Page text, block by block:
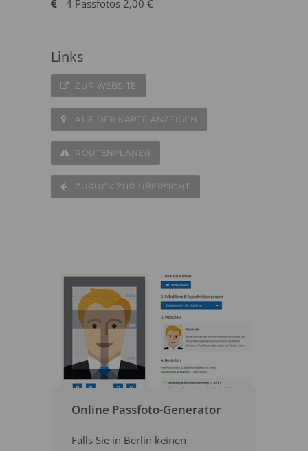
4 Passfotos 2,00 €
Links
ZUR WEBSITE
AUF DER KARTE ANZEIGEN
ROUTENPLANER
ZURÜCK ZUR ÜBERSICHT
Online Passfoto-Generator
Falls Sie in Berlin keinen